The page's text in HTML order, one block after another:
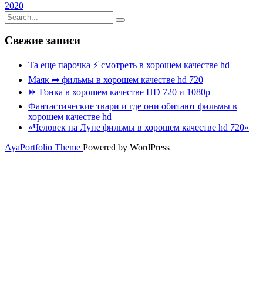
2020
Свежие записи
Та еще парочка ⚡ смотреть в хорошем качестве hd
Маяк ➦ фильмы в хорошем качестве hd 720
⏩ Гонка в хорошем качестве HD 720 и 1080p
Фантастические твари и где они обитают фильмы в
хорошем качестве hd
«Человек на Луне фильмы в хорошем качестве hd 720»
AyaPortfolio Theme Powered by WordPress